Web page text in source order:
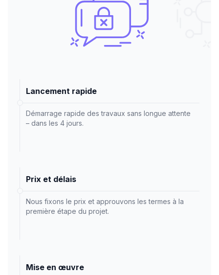
Lancement rapide
Démarrage rapide des travaux sans longue attente
– dans les 4 jours.
Prix et délais
Nous fixons le prix et approuvons les termes à la
première étape du projet.
Mise en œuvre